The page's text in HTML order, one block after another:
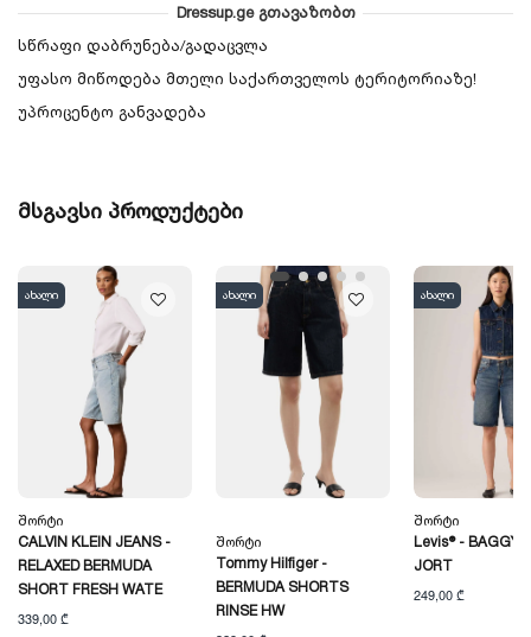
Dressup.ge გთავაზობთ
სწრაფი დაბრუნება/გადაცვლა
უფასო მიწოდება მთელი საქართველოს ტერიტორიაზე!
უპროცენტო განვადება
მსგავსი პროდუქტები
ახალი
Შორტი
CALVIN KLEIN JEANS -
RELAXED BERMUDA
SHORT FRESH WATE
339,00 ₾
ახალი
Შორტი
Tommy Hilfiger -
BERMUDA SHORTS
RINSE HW
ახალი
Შორტი
Levis® - BAGGY
JORT
249,00 ₾